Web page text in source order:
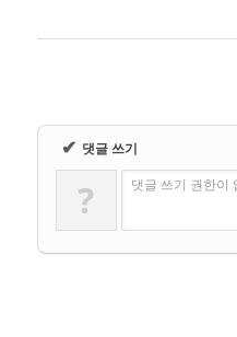
✔ 댓글 쓰기
? 댓글 쓰기 권한이